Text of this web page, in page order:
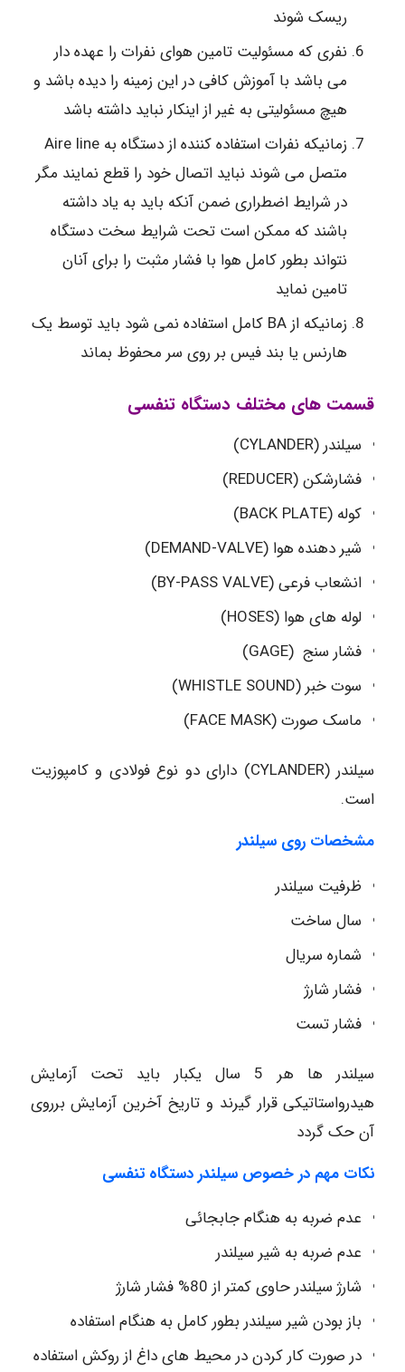
ریسک شوند
نفری که مسئولیت تامین هوای نفرات را عهده دار
می باشد با آموزش کافی در این زمینه را دیده باشد و
هیچ مسئولیتی به غیر از اینکار نباید داشته باشد
زمانیکه نفرات استفاده کننده از دستگاه به Aire line
متصل می شوند نباید اتصال خود را قطع نمایند مگر
در شرایط اضطراری ضمن آنکه باید به یاد داشته
باشند که ممکن است تحت شرایط سخت دستگاه
نتواند بطور کامل هوا با فشار مثبت را برای آنان
تامین نماید
زمانیکه از BA کامل استفاده نمی شود باید توسط یک
هارنس یا بند فیس بر روی سر محفوظ بماند
قسمت های مختلف دستگاه تنفسی
سیلندر (CYLANDER)
فشارشکن (REDUCER)
کوله (BACK PLATE)
شیر دهنده هوا (DEMAND-VALVE)
انشعاب فرعی (BY-PASS VALVE)
لوله های هوا (HOSES)
فشار سنج (GAGE)
سوت خبر (WHISTLE SOUND)
ماسک صورت (FACE MASK)
سیلندر (CYLANDER) دارای دو نوع فولادی و کامپوزیت
است.
مشخصات روی سیلندر
ظرفیت سیلندر
سال ساخت
شماره سریال
فشار شارژ
فشار تست
سیلندر ها هر 5 سال یکبار باید تحت آزمایش
هیدرواستاتیکی قرار گیرند و تاریخ آخرین آزمایش برروی
آن حک گردد
نکات مهم در خصوص سیلندر دستگاه تنفسی
عدم ضربه به هنگام جابجائی
عدم ضربه به شیر سیلندر
شارژ سیلندر حاوی کمتر از 80% فشار شارژ
باز بودن شیر سیلندر بطور کامل به هنگام استفاده
در صورت کار کردن در محیط های داغ از روکش استفاده